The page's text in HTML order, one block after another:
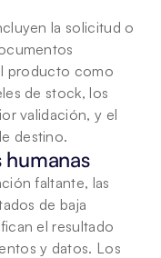
la solicitud o
producto como
de stock, los
validación, y el
destino.
humanas
faltante, las
de baja
el resultado
y datos. Los